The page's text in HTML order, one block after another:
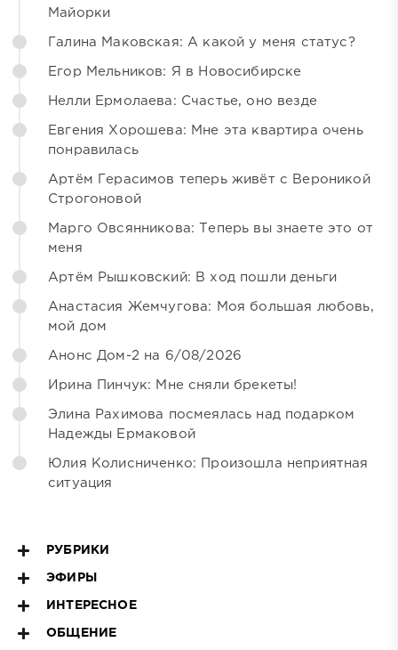
Майорки
Галина Маковская: А какой у меня статус?
Егор Мельников: Я в Новосибирске
Нелли Ермолаева: Счастье, оно везде
Евгения Хорошева: Мне эта квартира очень
понравилась
Артём Герасимов теперь живёт с Вероникой
Строгоновой
Марго Овсянникова: Теперь вы знаете это от
меня
Артём Рышковский: В ход пошли деньги
Анастасия Жемчугова: Моя большая любовь,
мой дом
Анонс Дом-2 на 6/08/2026
Ирина Пинчук: Мне сняли брекеты!
Элина Рахимова посмеялась над подарком
Надежды Ермаковой
Юлия Колисниченко: Произошла неприятная
ситуация
РУБРИКИ
ЭФИРЫ
ИНТЕРЕСНОЕ
ОБЩЕНИЕ